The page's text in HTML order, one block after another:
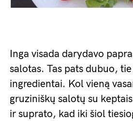
Inga visada darydavo
salotas. Tas pats dubuo,
ingredientai. Kol vieną
gruziniškų salotų su
ir suprato, kad iki šiol